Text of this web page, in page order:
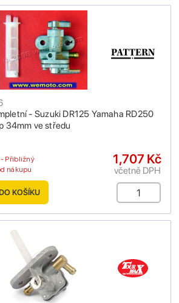
- Suzuki DR125 Yamaha RD250
34mm ve středu
- Přibližný
nákupu
1,707 Kč
včetně DPH
KOŠÍKU